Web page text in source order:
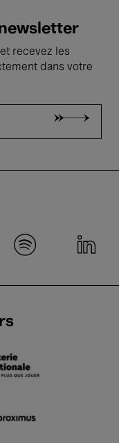
recevez les
dans votre